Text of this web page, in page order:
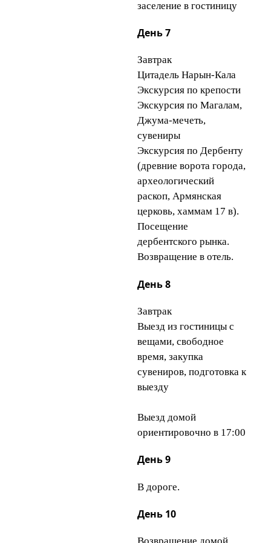
заселение в гостиницу
День 7
Завтрак
Цитадель Нарын-Кала
Экскурсия по крепости
Экскурсия по Магалам,
Джума-мечеть,
сувениры
Экскурсия по Дербенту
(древние ворота города,
археологический
раскоп, Армянская
церковь, хаммам 17 в).
Посещение
дербентского рынка.
Возвращение в отель.
День 8
Завтрак
Выезд из гостиницы с
вещами, свободное
время, закупка
сувениров, подготовка к
выезду
Выезд домой
ориентировочно в 17:00
День 9
В дороге.
День 10